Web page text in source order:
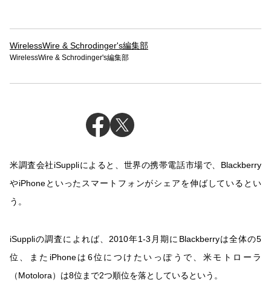
WirelessWire & Schrodinger's編集部
WirelessWire & Schrodinger's編集部
米調査会社iSuppliによると、世界の携帯電話市場で、Blackberry
やiPhoneといったスマートフォンがシェアを伸ばしているとい
う。
iSuppliの調査によれば、2010年1-3月期にBlackberryは全体の5
位、またiPhoneは6位につけたいっぽうで、米モトローラ
（Motolora）は8位まで2つ順位を落としているという。